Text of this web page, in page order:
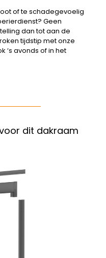
of te schadegevoelig
Geen
dan tot aan de
tijdstip met onze
‘s avonds of in het
dit dakraam